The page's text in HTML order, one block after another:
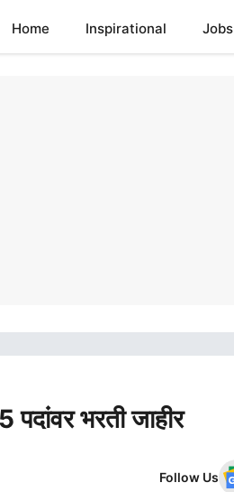
Home Inspirational Jobs
पदांवर भरती जाहीर
Follow Us